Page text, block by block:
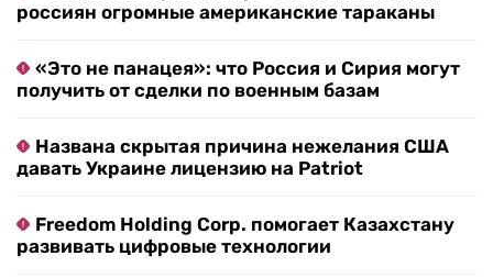
россиян огромные американские тараканы
«Это не панацея»: что Россия и Сирия могут
получить от сделки по военным базам
Названа скрытая причина нежелания США
давать Украине лицензию на Patriot
Freedom Holding Corp. помогает Казахстану
развивать цифровые технологии